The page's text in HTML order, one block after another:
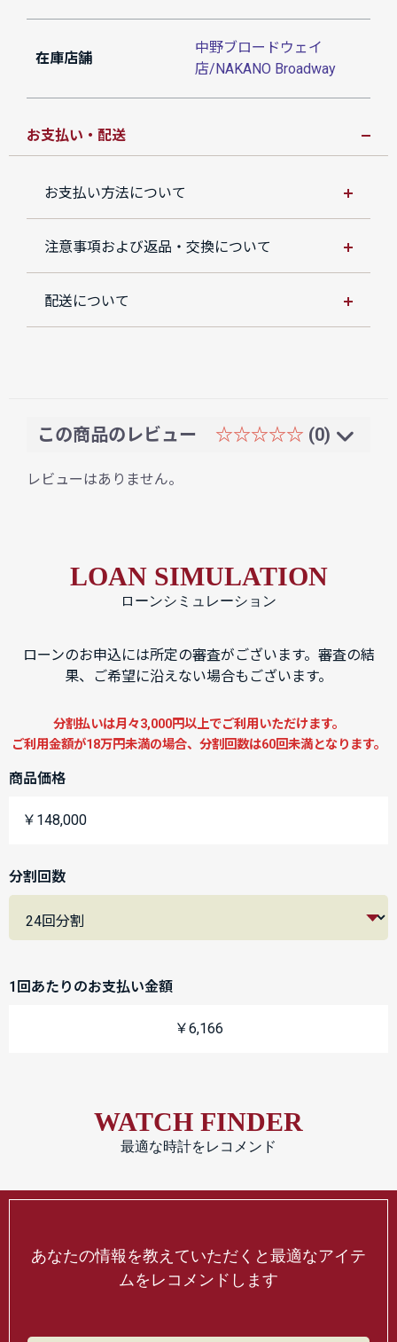
在庫店舗
中野ブロードウェイ
店/NAKANO Broadway
お支払い・配送
お支払い方法について
注意事項および返品・交換について
配送について
この商品のレビュー ☆☆☆☆☆ (0)
レビューはありません。
LOAN SIMULATION
ローンシミュレーション
ローンのお申込には所定の審査がございます。審査の結
果、ご希望に沿えない場合もございます。
分割払いは月々3,000円以上でご利用いただけます。
ご利用金額が18万円未満の場合、分割回数は60回未満となります。
商品価格
￥148,000
分割回数
1回あたりのお支払い金額
￥6,166
WATCH FINDER
最適な時計をレコメンド
あなたの情報を教えていただくと最適なアイテ
ムをレコメンドします